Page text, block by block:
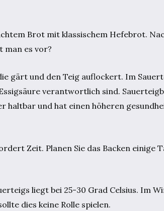
Brot mit klassischem Hefebrot.
man es vor?
gärt und den Teig auflockert. Im
verantwortlich sind.
haltbar und hat einen höheren
Zeit. Planen Sie das Backen einige
liegt bei 25-30 Grad Celsius. Im
dies keine Rolle spielen.